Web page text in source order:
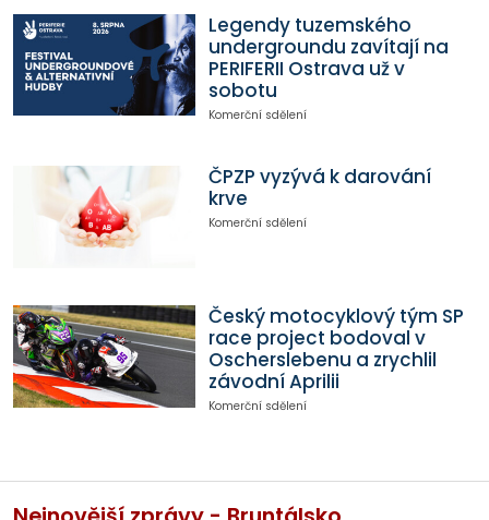
Legendy tuzemského
undergroundu zavítají na
PERIFERII Ostrava už v
sobotu
Komerční sdělení
ČPZP vyzývá k darování
krve
Komerční sdělení
Český motocyklový tým SP
race project bodoval v
Oscherslebenu a zrychlil
závodní Aprilii
Komerční sdělení